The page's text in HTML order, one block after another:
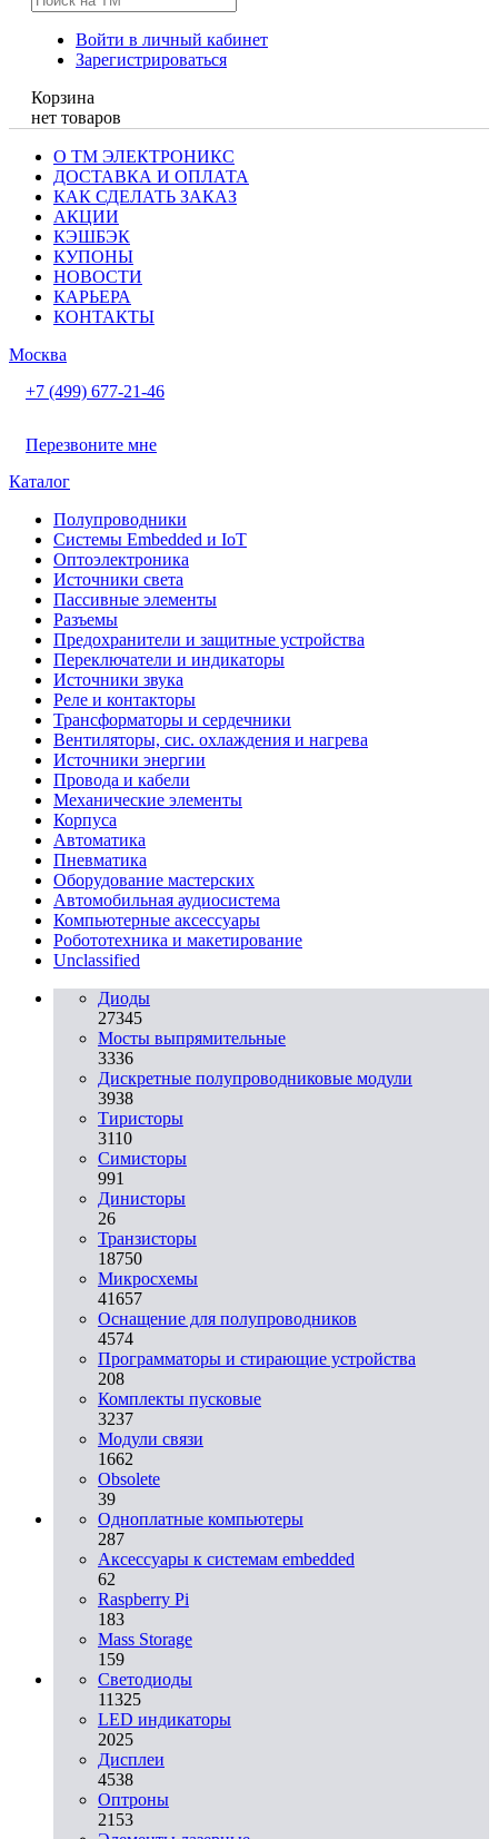
Войти в личный кабинет
Зарегистрироваться
Корзина
нет товаров
О ТМ ЭЛЕКТРОНИКС
ДОСТАВКА И ОПЛАТА
КАК СДЕЛАТЬ ЗАКАЗ
АКЦИИ
КЭШБЭК
КУПОНЫ
НОВОСТИ
КАРЬЕРА
КОНТАКТЫ
Москва
+7 (499) 677-21-46
Перезвоните мне
Каталог
Полупроводники
Системы Embedded и IoT
Oптоэлектроника
Источники света
Пассивные элементы
Разъeмы
Предохранители и защитные устройства
Переключатели и индикаторы
Источники звука
Реле и контакторы
Трансформаторы и сердечники
Вентиляторы, сис. охлаждения и нагрева
Источники энергии
Провода и кабели
Механические элементы
Корпуса
Автоматика
Пневматика
Оборудование мастерских
Автомобильная аудиосистема
Компьютерные аксессуары
Робототехника и макетирование
Unclassified
Диоды
27345
Мосты выпрямительные
3336
Дискретные полупроводниковые модули
3938
Тиристоры
3110
Симисторы
991
Динисторы
26
Транзисторы
18750
Микросхемы
41657
Оснащение для полупроводников
4574
Программаторы и стирающие устройства
208
Комплекты пусковые
3237
Модули связи
1662
Obsolete
39
Одноплатные компьютеры
287
Аксессуары к системам embedded
62
Raspberry Pi
183
Mass Storage
159
Светодиоды
11325
LED индикаторы
2025
Дисплеи
4538
Оптроны
2153